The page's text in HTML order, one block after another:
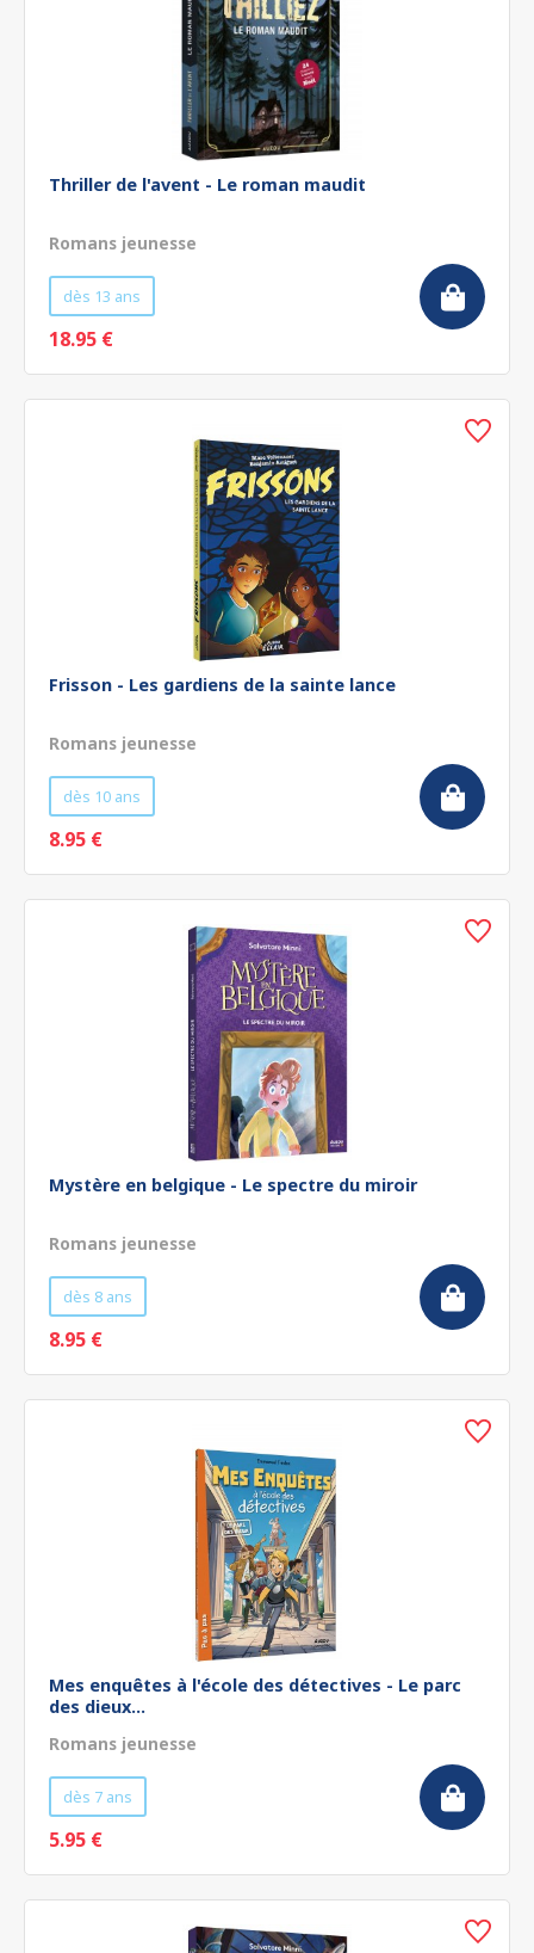
Thriller de l'avent - Le roman maudit
Romans jeunesse
dès 13 ans
18.95 €
Frisson - Les gardiens de la sainte lance
Romans jeunesse
dès 10 ans
8.95 €
Mystère en belgique - Le spectre du miroir
Romans jeunesse
dès 8 ans
8.95 €
Mes enquêtes à l'école des détectives - Le parc
des dieux...
Romans jeunesse
dès 7 ans
5.95 €